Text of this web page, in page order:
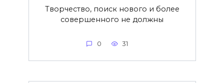
Творчество, поиск нового и более
совершенного не должны
0 31